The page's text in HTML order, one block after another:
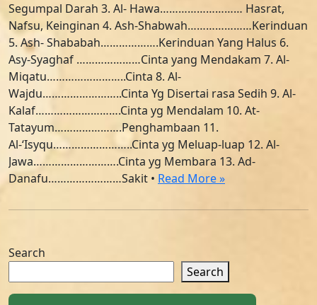
Segumpal Darah 3. Al- Hawa……………………… Hasrat,
Nafsu, Keinginan 4. Ash-Shabwah…………………Kerinduan
5. Ash- Shababah……………….Kerinduan Yang Halus 6.
Asy-Syaghaf …………………Cinta yang Mendakam 7. Al-
Miqatu……………………..Cinta 8. Al-
Wajdu……………………..Cinta Yg Disertai rasa Sedih 9. Al-
Kalaf……………………….Cinta yg Mendalam 10. At-
Tatayum………………….Penghambaan 11.
Al-‘Isyqu……………………..Cinta yg Meluap-luap 12. Al-
Jawa……………………….Cinta yg Membara 13. Ad-
Danafu……………………Sakit • Read More »
Search
Search